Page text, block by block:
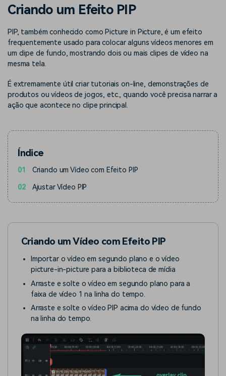
Aprenda os termos técnicos
de edição de vídeo
Encontre aqui o que outros
usuários criam com o Filmora
Hub de Criadores
Mostre sua criatividade
ilimitada com o Hub de
Criadores
Efeitos Especiais DIY
Crie efeitos de vídeo
profissionais por conta
Blog
Programa de afiliados
Acesse parcerias de nível
empresarial
Suporte
Saiba mais
Buscar
Criando um Efeito PIP
PIP, também conhecido como Picture in Picture, é um efeito
frequentemente usado para colocar alguns vídeos menores em
um clipe de fundo, mostrando dois ou mais clipes de vídeo na
mesma tela.
É extremamente útil criar tutoriais on-line, demonstrações de
produtos ou vídeos de jogos, etc., quando você precisa narrar a
ação que acontece no clipe principal.
Índice
01 Criando um Vídeo com Efeito PIP
02 Ajustar Vídeo PIP
Criando um Vídeo com Efeito PIP
Importar o vídeo em segundo plano e o vídeo
picture-in-picture para a biblioteca de mídia
Arraste e solte o vídeo em segundo plano para a
faixa de vídeo 1 na linha do tempo.
Arraste e solte o vídeo PIP acima do vídeo de fundo
na linha do tempo.